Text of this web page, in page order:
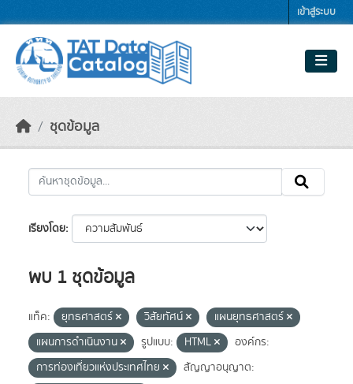
เข้าสู่ระบบ
ชุดข้อมูล
เรียงโดย
พบ 1 ชุดข้อมูล
แท็ค: ยุทธศาสตร์ วิสัยทัศน์
แผนยุทธศาสตร์
แผนการดำเนินงาน
รูปแบบ: HTML
องค์กร:
การท่องเที่ยวแห่งประเทศไทย
สัญญาอนุญาต: